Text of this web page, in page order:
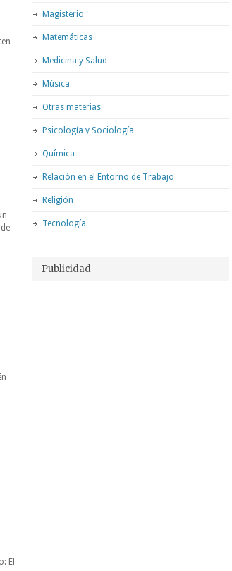
El
Magisterio
Matemáticas
Medicina y Salud
Música
Otras materias
Psicología y Sociología
Química
Relación en el Entorno de Trabajo
Religión
Tecnología
Publicidad